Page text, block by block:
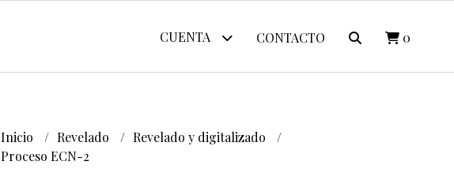
CUENTA CONTACTO 0
Inicio Revelado
Revelado y digitalizado
Proceso ECN-2